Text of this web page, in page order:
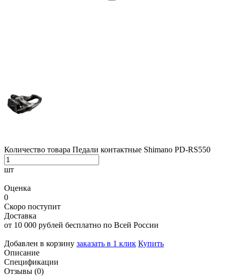
Количество товара Педали контактные Shimano PD-RS550
шт
Оценка
0
Скоро поступит
Доставка
от 10 000 рублей бесплатно по Всей России
Добавлен в корзину заказать в 1 клик Купить
Описание
Спецификации
Отзывы (0)